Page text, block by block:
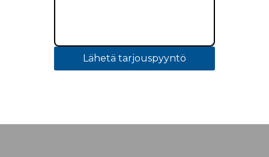
Lähetä tarjouspyyntö